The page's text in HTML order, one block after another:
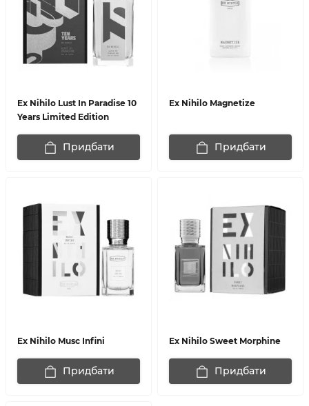
Ex Nihilo Lust In Paradise 10
Years Limited Edition
Придбати
Ex Nihilo Magnetize
Придбати
Ex Nihilo Musc Infini
Придбати
Ex Nihilo Sweet Morphine
Придбати